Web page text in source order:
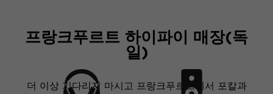
프랑크푸르트 하이파이 매장(독
일)
더 이상 기다리지 마시고 프랑크푸르트에서 포칼과